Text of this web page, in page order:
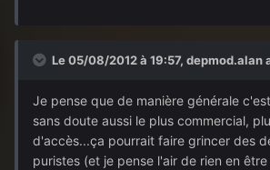
Le 05/08/2012 à 19:57, depmod.alan
Je pense que de manière générale
sans doute aussi le plus commercial,
d'accès...ça pourrait faire grincer des
puristes (et je pense l'air de rien en